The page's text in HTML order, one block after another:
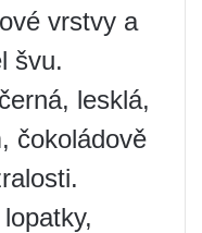
vrstvy a
švu.
lesklá,
čokoládově